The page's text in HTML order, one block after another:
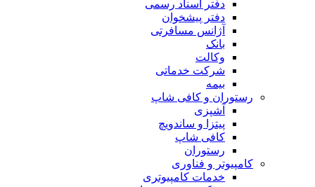
دفتر اسناد رسمی
دفتر پیشخوان
آژانس مسافرتی
بانک
وکالت
شرکت خدماتی
بيمه
رستوران و کافی شاپ
آشپزی
پیتزا و ساندویچ
کافی شاپ
رستوران
کامپیوتر و فناوری
خدمات کامپیوتری